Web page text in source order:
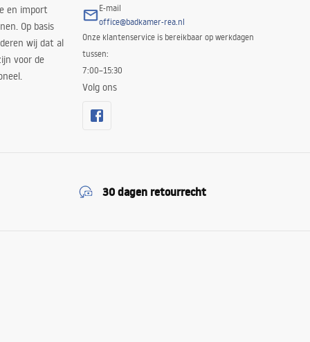
en import
Op basis
wij dat al
voor de
E-mail
office@badkamer-rea.nl
Onze klantenservice is bereikbaar op werkdagen
tussen:
7:00–15:30
Volg ons
30 dagen retourrecht